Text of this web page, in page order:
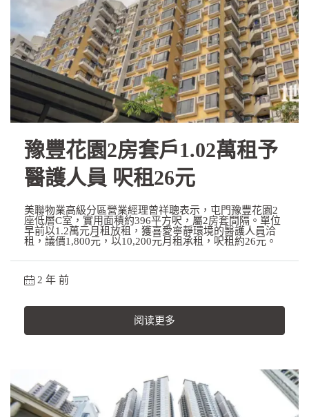
豫豐花園2房套戶1.02萬租予
醫護人員 呎租26元
美聯物業高級分區營業經理曾祥聰表示，屯門豫豐花園2
座低層C室，實用面積約396平方呎，屬2房套間隔。單位
早前以1.2萬元月租放租，獲喜愛寧靜環境的醫護人員洽
租，議價1,800元，以10,200元月租承租，呎租約26元。
2 年 前
阅读更多